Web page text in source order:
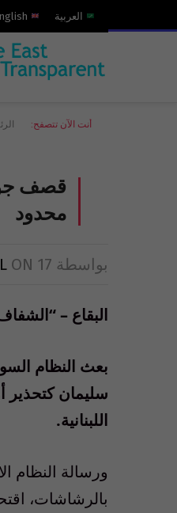
العربية
أنت الآن تتصفح:
قصف
محدود
بواسطة ON 17 سبتمبر 2012
البقاع –
بعث النظام
سليمان كتحذير
اللبنانية.
ورسالة النظام
بالرشاشات،